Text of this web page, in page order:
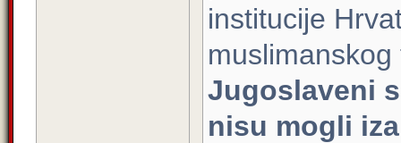
institucije
Jugoslaveni
nisu mogli